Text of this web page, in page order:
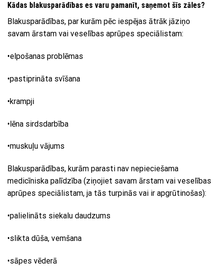
Kādas blakusparādības es varu pamanīt, saņemot šīs zāles?
Blakusparādības, par kurām pēc iespējas ātrāk jāziņo
savam ārstam vai veselības aprūpes speciālistam:
•elpošanas problēmas
•pastiprināta svīšana
•krampji
•lēna sirdsdarbība
•muskuļu vājums
Blakusparādības, kurām parasti nav nepieciešama
medicīniska palīdzība (ziņojiet savam ārstam vai veselības
aprūpes speciālistam, ja tās turpinās vai ir apgrūtinošas):
•palielināts siekalu daudzums
•slikta dūša, vemšana
•sāpes vēderā